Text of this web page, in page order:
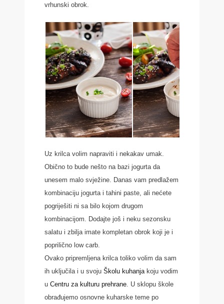
vrhunski obrok.
Uz krilca volim napraviti i nekakav umak.
Obično to bude nešto na bazi jogurta da
unesem malo svježine. Danas vam predlažem
kombinaciju jogurta i tahini paste, ali nećete
pogriješiti ni sa bilo kojom drugom
kombinacijom. Dodajte još i neku sezonsku
salatu i zbilja imate kompletan obrok koji je i
poprilično low carb.
Ovako pripremljena krilca toliko volim da sam
ih uključila i u svoju Školu kuhanjakoju vodim
u Centru za kulturu prehrane. U sklopu škole
obrađujemo osnovne kuharske teme po